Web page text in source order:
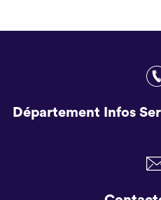
Département Infos